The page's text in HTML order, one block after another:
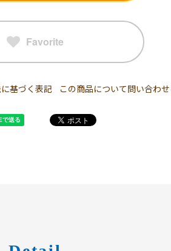
Favorite
基づく表記 この商品について問い合わ